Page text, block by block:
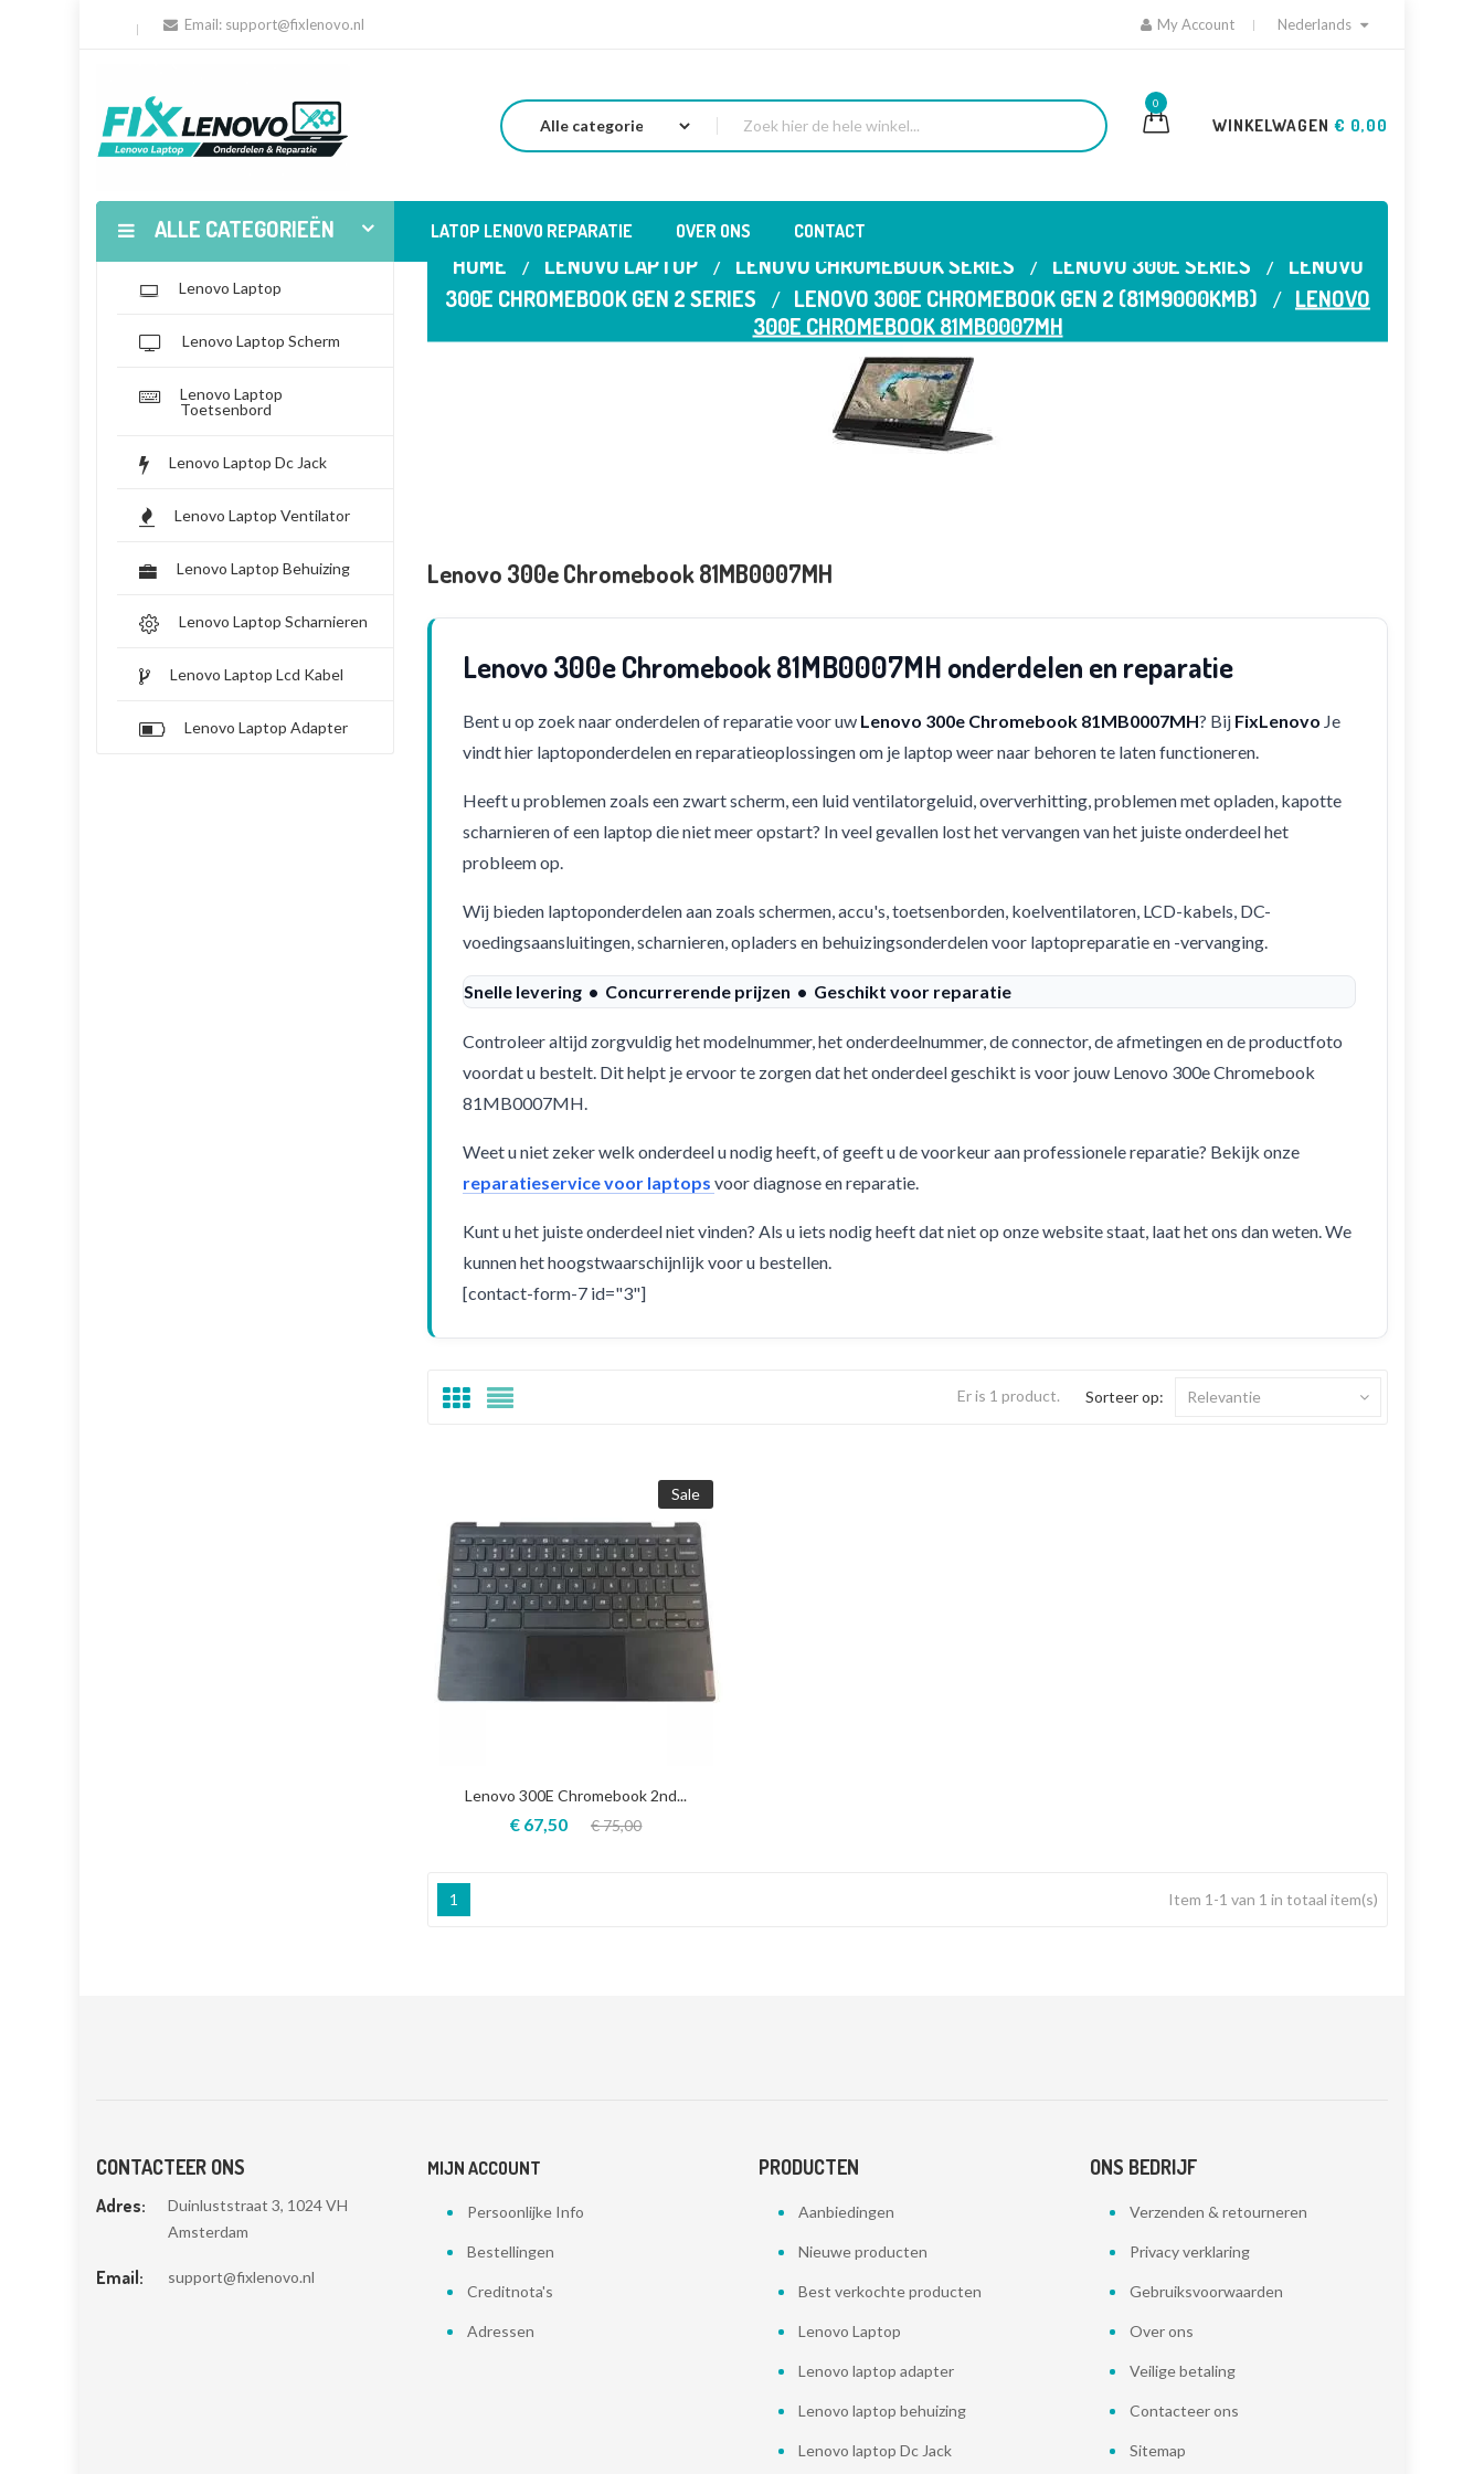
Email: support@fixlenovo.nl My Account Nederlands
0
WINKELWAGEN € 0,00
ALLE CATEGORIEËN LATOP LENOVO REPARATIE OVER ONS CONTACT
Lenovo Laptop
Lenovo Laptop Scherm
Lenovo Laptop
Toetsenbord
Lenovo Laptop Dc Jack
Lenovo Laptop Ventilator
Lenovo Laptop Behuizing
Lenovo Laptop Scharnieren
Lenovo Laptop Lcd Kabel
Lenovo Laptop Adapter
HOME LENOVO LAPTOP LENOVO CHROMEBOOK SERIES LENOVO 300E SERIES
LENOVO
300E CHROMEBOOK GEN 2 SERIES
LENOVO 300E CHROMEBOOK GEN 2 (81M9000KMB)
LENOVO
300E CHROMEBOOK 81MB0007MH
Lenovo 300e Chromebook 81MB0007MH
Lenovo 300e Chromebook 81MB0007MH onderdelen en reparatie
Bent u op zoek naar onderdelen of reparatie voor uw Lenovo 300e Chromebook 81MB0007MH? Bij FixLenovo Je
vindt hier laptoponderdelen en reparatieoplossingen om je laptop weer naar behoren te laten functioneren.
Heeft u problemen zoals een zwart scherm, een luid ventilatorgeluid, oververhitting, problemen met opladen, kapotte
scharnieren of een laptop die niet meer opstart? In veel gevallen lost het vervangen van het juiste onderdeel het
probleem op.
Wij bieden laptoponderdelen aan zoals schermen, accu's, toetsenborden, koelventilatoren, LCD-kabels, DC-
voedingsaansluitingen, scharnieren, opladers en behuizingsonderdelen voor laptopreparatie en -vervanging.
Snelle levering • Concurrerende prijzen • Geschikt voor reparatie
Controleer altijd zorgvuldig het modelnummer, het onderdeelnummer, de connector, de afmetingen en de productfoto
voordat u bestelt. Dit helpt je ervoor te zorgen dat het onderdeel geschikt is voor jouw Lenovo 300e Chromebook
81MB0007MH.
Weet u niet zeker welk onderdeel u nodig heeft, of geeft u de voorkeur aan professionele reparatie? Bekijk onze
reparatieservice voor laptops voor diagnose en reparatie.
Kunt u het juiste onderdeel niet vinden? Als u iets nodig heeft dat niet op onze website staat, laat het ons dan weten. We
kunnen het hoogstwaarschijnlijk voor u bestellen.
[contact-form-7 id="3"]
Er is 1 product. Sorteer op: Relevantie
Sale
Lenovo 300E Chromebook 2nd...
€ 67,50 € 75,00
1 Item 1-1 van 1 in totaal item(s)
CONTACTEER ONS
Adres:
Duinluststraat 3, 1024 VH
Amsterdam
Email: support@fixlenovo.nl
MIJN ACCOUNT
Persoonlijke Info
Bestellingen
Creditnota's
Adressen
PRODUCTEN
Aanbiedingen
Nieuwe producten
Best verkochte producten
Lenovo Laptop
Lenovo laptop adapter
Lenovo laptop behuizing
Lenovo laptop Dc Jack
ONS BEDRIJF
Verzenden & retourneren
Privacy verklaring
Gebruiksvoorwaarden
Over ons
Veilige betaling
Contacteer ons
Sitemap